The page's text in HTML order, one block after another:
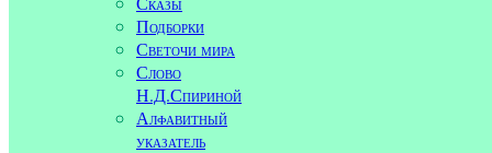
Подборки
Светочи мира
Слово
Н.Д.Спириной
Алфавитный
указатель